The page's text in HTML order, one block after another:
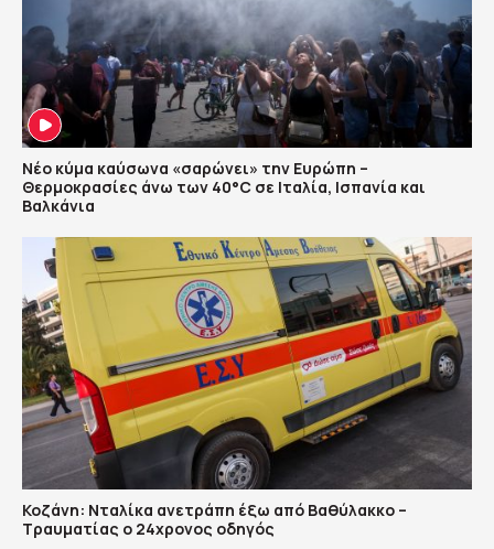
Νέο κύμα καύσωνα «σαρώνει» την Ευρώπη –
Θερμοκρασίες άνω των 40°C σε Ιταλία, Ισπανία και
Βαλκάνια
Κοζάνη: Νταλίκα ανετράπη έξω από Βαθύλακκο –
Τραυματίας ο 24χρονος οδηγός